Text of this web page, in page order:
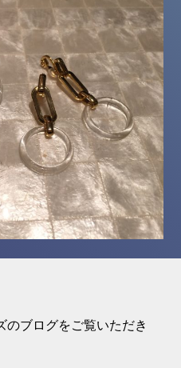
ブログをご覧いただき